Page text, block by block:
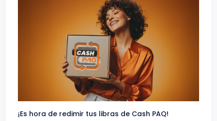
¡Es hora de redimir tus libras de Cash PAQ!